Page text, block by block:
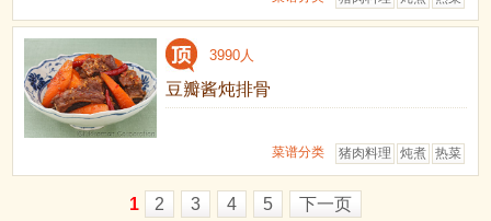
3990人
豆瓣酱炖排骨
热菜
炖煮
猪肉料理
菜谱分类
1 2 3 4 5 下一页